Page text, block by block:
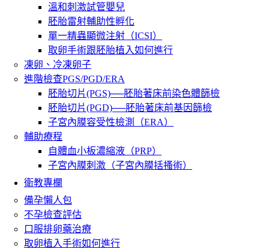
溫和刺激試管嬰兒
胚胎雷射輔助性孵化
單一精蟲顯微注射（ICSI）
取卵手術跟胚胎植入如何進行
凍卵、冷凍卵子
進階檢查PGS/PGD/ERA
胚胎切片(PGS)──胚胎著床前染色體篩檢
胚胎切片(PGD)──胚胎著床前基因篩檢
子宮內膜容受性檢測（ERA）
輔助療程
自體血小板濃縮液（PRP）
子宮內膜刺激（子宮內膜括搔術）
衛教專欄
備孕懶人包
不孕檢查評估
口服排卵藥治療
取卵植入手術如何進行